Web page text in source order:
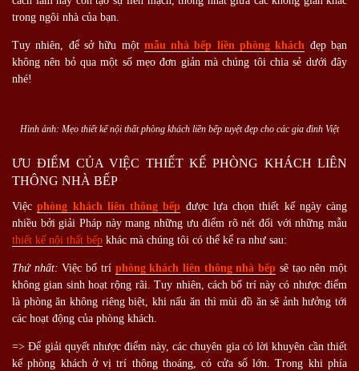
trong ngôi nhà của bạn.
Tuy nhiên, để sở hữu một mẫu nhà bếp liền phòng khách đẹp bạn
không nên bỏ qua một số mẹo đơn giản mà chúng tôi chia sẻ dưới đây
nhé!
Hình ảnh: Mẹo thiết kế nội thất phòng khách liền bếp tuyệt đẹp cho các gia đình Việt
ƯU ĐIỂM CỦA VIỆC THIẾT KẾ PHÒNG KHÁCH LIÊN
THÔNG NHÀ BẾP
Việcphòng khách liên thông bếp được lựa chọn thiết kế ngày càng
nhiều bởi giải Pháp này mang những ưu điểm rõ nét đối với những mẫu
thiết kế nội thất bếp khác mà chúng tôi có thể kể ra như sau:
Thứ nhất: Việc bố trí phòng khách liên thông nhà bếp sẽ tạo nên một
không gian sinh hoạt rộng rãi. Tuy nhiên, cách bố trí này có nhược điểm
là phòng ăn không riêng biệt, khi nấu ăn thì mùi đồ ăn sẽ ảnh hưởng tới
các hoạt động của phòng khách.
=> Để giải quyết nhược điểm này, các chuyên gia có lời khuyên cần thiết
kế phòng khách ở vị trí thông thoáng, có cửa sổ lớn. Trong khi phía